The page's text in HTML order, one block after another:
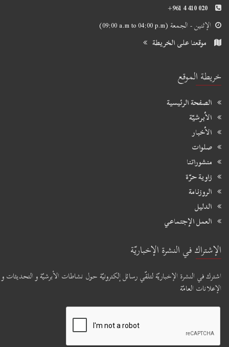
+961 4 410 020
الإثنين - الجمعة(09:00 a.m to 04:00 p.m)
موقعنا على الخريطة
خريطة الموقع
الصفحة الرئيسية
الأبرشيّة
الأخبار
صلوات
منشوراتنا
زاوية حرّة
الروزنامة
الدليل
العمل الإجتماعي
الإشتراك في النشرة الإخباريّة
اشترك في النشرة الإخباريّة لتلقّي رسائل إلكترونيّة حول نشاطات الأبرشيّة و التحديثات و
الإعلانات العامّة